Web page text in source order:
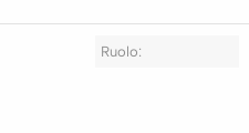
Ruolo: